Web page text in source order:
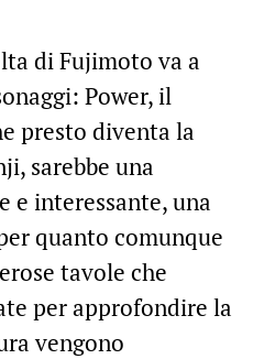
di Fujimoto va a
Power, il
presto diventa la
sarebbe una
e interessante, una
quanto comunque
tavole che
per approfondire la
vengono